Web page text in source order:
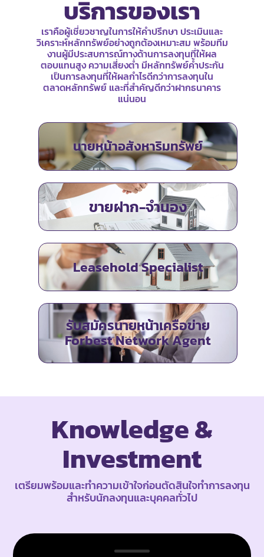
บริการของเรา
เราคือผู้เชี่ยวชาญในการให้คำปรึกษา ประเมินและ
วิเคราะห์หลักทรัพย์อย่างถูกต้องเหมาะสม พร้อมทีม
งานผู้มีประสบการณ์ทางด้านการลงทุนที่ให้ผล
ตอบแทนสูง ความเสี่ยงต่ำ มีหลักทรัพย์ค้ำประกัน
เป็นการลงทุนที่ให้ผลกำไรดีกว่าการลงทุนใน
ตลาดหลักทรัพย์ และที่สำคัญดีกว่าฝากธนาคาร
แน่นอน
นายหน้าอสังหาริมทรัพย์
ขายฝาก-จำนอง
Leasehold Specialist
รับสมัครนายหน้าเครือข่าย
Forbest Network Agent
Knowledge &
Investment
เตรียมพร้อมและทำความเข้าใจก่อนตัดสินใจทำการลงทุน
สำหรับนักลงทุนและบุคคลทั่วไป